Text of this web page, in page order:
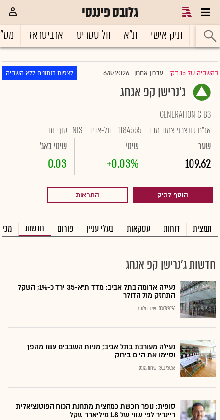
גלובס פיננסי
ראשי תיק אישי ת"א וול סטריט ארביטראז'
בהשהיה של 15 דק' |עדכון אחרון 6/8/2026 לצפות בנתונים ללא השהיה
ג'נרישן קפ אגחג
GENERATION C B3
אג"ח קונצרני צמוד מדד 1184555 תל-אביב NIS סוף יום
שער
109.62
שינוי
+0.03%
שינוי באג'
0.03
הוסף לתיק התראות
תמצית דוחות עסקאות בעלי עניין פורום חדשות
חדשות ג'נרישן קפ אגחג
נעילה אדומה בתל אביב: מדד ת"א-35 ירד כ-1%; השקל
התחזק מול הדולר
03.08.2026 שירות גלובס
נעילה מעורבת בתל אביב; מניות השבבים עשו מהפך
וסיימו את היום בירוק
30.07.2026 שירות גלובס
סופית: נופר רוכשת כמחצית מתחנת הכוח הפוטנציאלית
ריינדיר לפי שווי של 1.8 מיליארד שקל